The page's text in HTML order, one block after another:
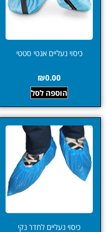
כיסוי נעליים אנטי סטטי
₪0.00
הוספה לסל
כיסוי נעליים לחדר נקי